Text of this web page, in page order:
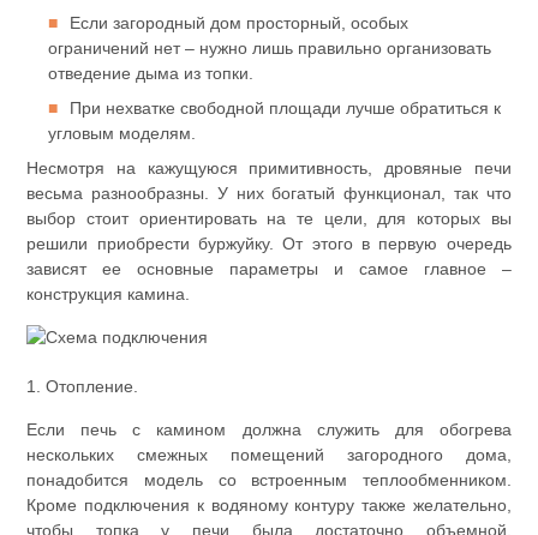
Если загородный дом просторный, особых
ограничений нет – нужно лишь правильно организовать
отведение дыма из топки.
При нехватке свободной площади лучше обратиться к
угловым моделям.
Несмотря на кажущуюся примитивность, дровяные печи
весьма разнообразны. У них богатый функционал, так что
выбор стоит ориентировать на те цели, для которых вы
решили приобрести буржуйку. От этого в первую очередь
зависят ее основные параметры и самое главное –
конструкция камина.
1. Отопление.
Если печь с камином должна служить для обогрева
нескольких смежных помещений загородного дома,
понадобится модель со встроенным теплообменником.
Кроме подключения к водяному контуру также желательно,
чтобы топка у печи была достаточно объемной,